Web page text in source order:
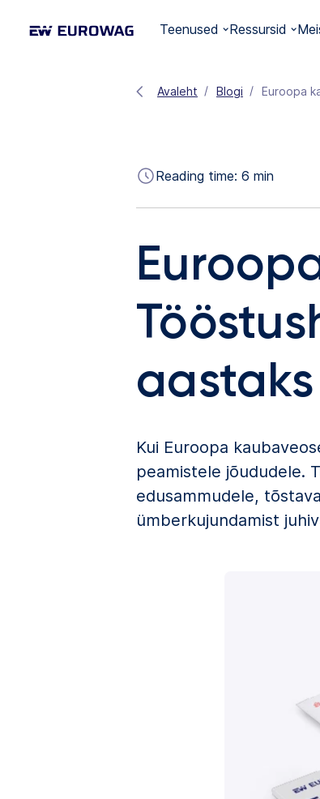
Teenused Ressursid
Avaleht Blogi Euroopa
Reading time: 6 min
aastaks
Kui Euroopa
peamistele jõududele.
edusammudele,
ümberkujundamist